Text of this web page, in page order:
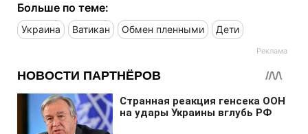
Больше по теме:
Украина Ватикан Обмен пленными Дети